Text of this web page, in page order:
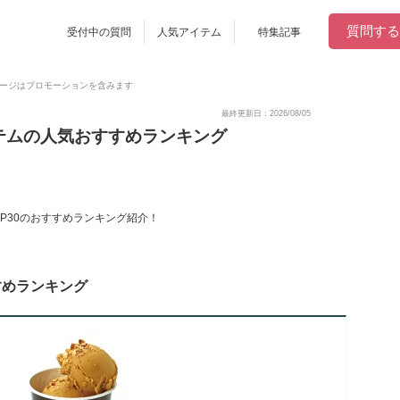
受付中の質問 人気アイテム 特集記事 質問する
ジはプロモーションを含みます
最終更新日：2026/08/05
の人気おすすめランキング
のおすすめランキング紹介！
ランキング